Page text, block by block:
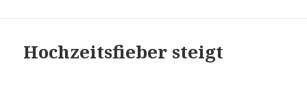
Hochzeitsfieber steigt